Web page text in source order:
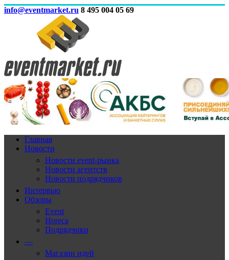
info@eventmarket.ru 8 495 004 05 69
Главная
Новости
Новости event-рынка
Новости агентств
Новости подрядчиков
Интервью
Обзоры
Event
Horeca
Подрядчики
—
Магазин идей